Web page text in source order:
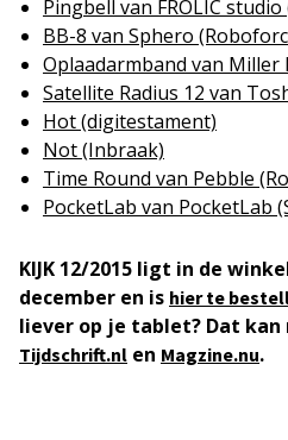
Pingbell van FROLIC
BB-8 van Sphero
Oplaadarmband van Miller
Satellite Radius 12 van
Hot (digitestament)
Not (Inbraak)
Time Round van Pebble
PocketLab van PocketLab
KIJK 12/2015 ligt in de
december en is hier te
liever op je tablet? Dat kan
Tijdschrift.nl en Magzine.nu.